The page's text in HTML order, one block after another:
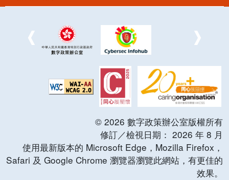
© 2026 數字政策辦公室版權所有
修訂／檢視日期： 2026 年 8 月
使用最新版本的 Microsoft Edge，Mozilla Firefox，
Safari 及 Google Chrome 瀏覽器瀏覽此網站，有更佳的
效果。